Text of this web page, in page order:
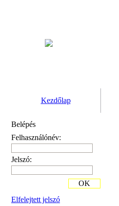
Kezdőlap
Belépés
Felhasználónév:
Jelszó:
Elfelejtett jelszó
OK